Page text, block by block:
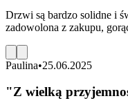
Drzwi są bardzo solidne i
zadowolona z zakupu,
Paulina•25.06.2025
"Z wielką